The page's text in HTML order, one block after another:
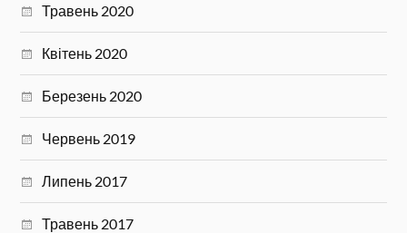
Травень 2020
Квітень 2020
Березень 2020
Червень 2019
Липень 2017
Травень 2017